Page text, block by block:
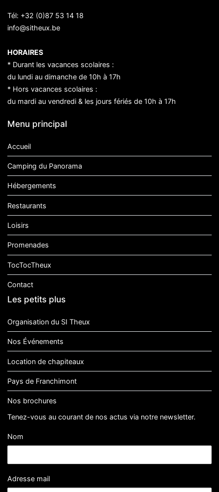
Tél: +32 (0)87 53 14 18
info@sitheux.be
HORAIRES
* Durant les vacances scolaires :
du lundi au dimanche de 10h à 17h
* Hors vacances scolaires :
du mardi au vendredi & les jours fériés de 10h à 17h
Menu principal
Accueil
Camping du Panorama
Hébergements
Restaurants
Loisirs
Promenades
TocTocTheux
Contact
Les petits plus
Organisation du SI Theux
Nos Événements
Location de chapiteaux
Pays de Franchimont
Nos brochures
Tenez-vous au courant de nos actus via notre newsletter.
Nom
Adresse mail